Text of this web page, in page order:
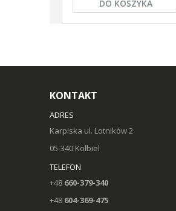
DO KOSZYKA
KONTAKT
ADRES
Karpiska ul. Lotników 2
05-340 Kołbiel
TELEFON
+48 660-379-340
+48 604-369-475